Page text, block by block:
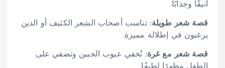
أنيقًا وجذابًا.
قصة شعر طويلة: تناسب أصحاب الشعر الكثيف أو الذين
يرغبون في إطلالة مميزة.
قصة شعر مع غرة:تُخفي عيوب الجبين وتضفي على